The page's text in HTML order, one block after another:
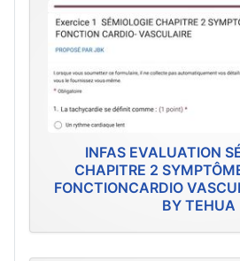
INFAS EVALUATION
CHAPITRE 2
FONCTIONCARDIO
BY TEHUA